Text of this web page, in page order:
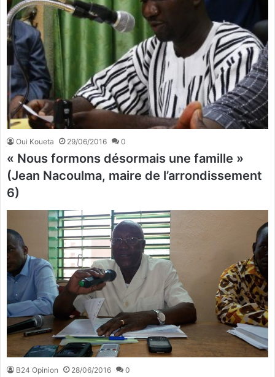
Oui Koueta 29/06/2016 0
« Nous formons désormais une famille »
(Jean Nacoulma, maire de l’arrondissement
6)
B24 Opinion 28/06/2016 0